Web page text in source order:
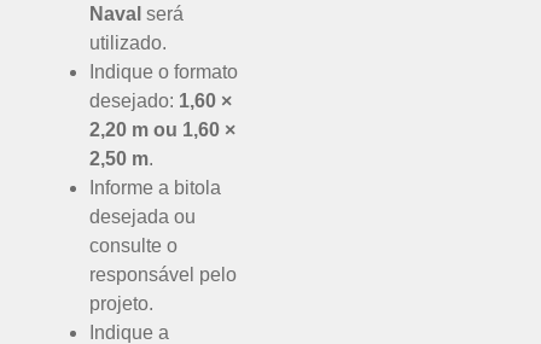
Naval será
utilizado.
Indique o formato
desejado: 1,60 ×
2,20 m ou 1,60 ×
2,50 m.
Informe a bitola
desejada ou
consulte o
responsável pelo
projeto.
Indique a